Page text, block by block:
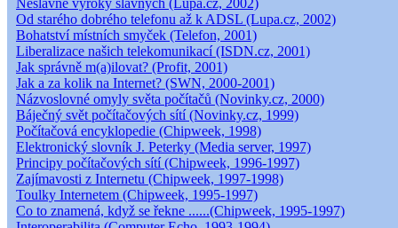
Neslavné výroky slavných (Lupa.cz, 2002)
Od starého dobrého telefonu až k ADSL (Lupa.cz, 2002)
Bohatství místních smyček (Telefon, 2001)
Liberalizace našich telekomunikací (ISDN.cz, 2001)
Jak správně m(a)ilovat? (Profit, 2001)
Jak a za kolik na Internet? (SWN, 2000-2001)
Názvoslovné omyly světa počítačů (Novinky.cz, 2000)
Báječný svět počítačových sítí (Novinky.cz, 1999)
Počítačová encyklopedie (Chipweek, 1998)
Elektronický slovník J. Peterky (Media server, 1997)
Principy počítačových sítí (Chipweek, 1996-1997)
Zajímavosti z Internetu (Chipweek, 1997-1998)
Toulky Internetem (Chipweek, 1995-1997)
Co to znamená, když se řekne ......(Chipweek, 1995-1997)